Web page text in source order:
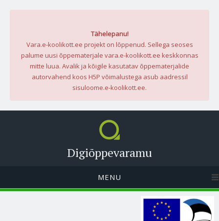
Tähelepanu!
Vara.e-koolikott.ee projekt on lõppenud. Sellega seoses
palume uusi õppematerjale vara.e-koolikott.ee keskkonnas
mitte luua. Avalik ja kõigile kasutatav õppematerjalide
autorvahend koos H5P võimalustega asub aadressil
sisuloome.e-koolikott.ee.
Digiõppevaramu
MENU